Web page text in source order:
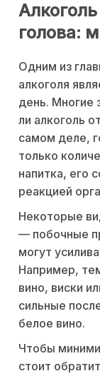
голова:
Одним из
алкоголя
день. Многие
ли алкоголь
самом деле,
только
напитка, его
реакцией
Некоторые
— побочные
могут
Например,
вино, виски
сильные
белое вино.
Чтобы
стоит